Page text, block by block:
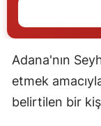
Adana'nın
etmek
belirtilen bir